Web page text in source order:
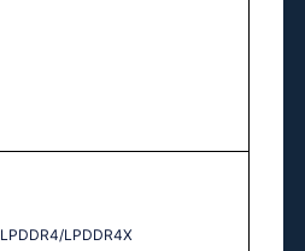
LPDDR4/LPDDR4X